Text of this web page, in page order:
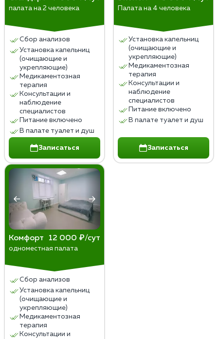
палата на 2 человека
Сбор анализов
Установка капельниц
(очищающие и
укрепляющие)
Медикаментозная
терапия
Консультации и
наблюдение
специалистов
Питание включено
В палате туалет и душ
Записаться
Палата на 4 человека
Установка капельниц
(очищающие и
укрепляющие)
Медикаментозная
терапия
Консультации и
наблюдение
специалистов
Питание включено
В палате туалет и душ
Записаться
Комфорт 12 000 ₽/сут
одноместная палата
Сбор анализов
Установка капельниц
(очищающие и
укрепляющие)
Медикаментозная
терапия
Консультации и